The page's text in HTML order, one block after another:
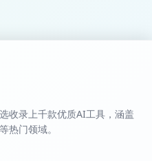
收录上千款优质AI工具，涵盖
热门领域。